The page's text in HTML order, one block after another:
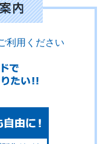
利用ください